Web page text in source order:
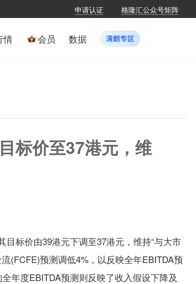
申请认证 格隆汇公众号矩阵
情 会员 数据
标价至37港元，维
标价由39港元下调至37港元，维持“与大市
(FCFE)预测调低4%，以反映全年EBITDA预
年度EBITDA预测则反映了收入假设下降及